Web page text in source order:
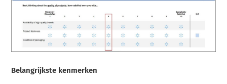
Belangrijkste kenmerken